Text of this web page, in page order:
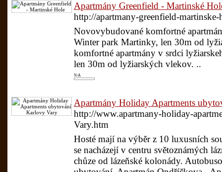
Apartmány Greenfield - Martinské
http://apartmany-greenfield-
Novovybudované komfortné
Winter park Martinky, len 30m od
komfortné apartmány v srdci
len 30m od lyžiarských vlekov. ..
N/A
Apartmány Holiday Apartments
http://www.apartmany-holiday-
Vary.htm
Hosté mají na výběr z 10 luxusních
se nacházejí v centru světoznámých
chůze od lázeňské kolonády.